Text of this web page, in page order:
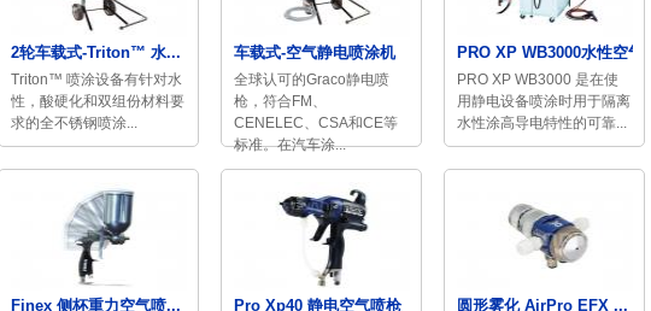
2轮车载式-Triton™ 水...
Triton™ 喷涂设备有针对水
性，酸硬化和双组份材料要
求的全不锈钢喷涂...
车载式-空气静电喷涂机
全球认可的Graco静电喷
枪，符合FM、
CENELEC、CSA和CE等
标准。在汽车涂...
PRO XP WB3000水性空气...
PRO XP WB3000 是在使
用静电设备喷涂时用于隔离
水性涂高导电特性的可靠...
Finex 侧杯重力空气喷... Pro Xp40 静电空气喷枪 圆形雾化 AirPro EFX ...